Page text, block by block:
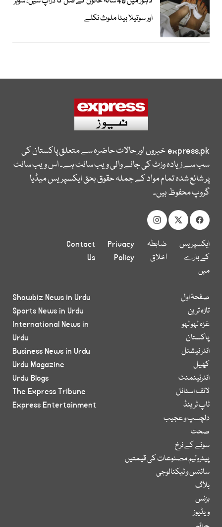
اور سوتیلا بیٹا ملوث نکلے
express.pkخبروں اور حالات حاضرہ سے متعلق پاکستان کی
سب سے زیادہ وزٹ کی جانے والی ویب سائٹ ہے۔ اس ویب سائٹ
پر شائع شدہ تمام مواد کے جملہ حقوق بحق ایکسپریس میڈیا
گروپ محفوظ ہیں۔
ایکسپریس
کے بارے
میں
ضابطہ
اخلاق
Privacy
Policy
Contact
Us
صفحۂ اول
تازہ ترین
غزہ لہو لہو
پاکستان
انٹر نیشنل
کھیل
انٹرٹینمنٹ
لائف اسٹائل
ٹاپ ٹرینڈ
دلچسپ و عجیب
صحت
سونے کے نرخ
پیٹرولیم مصنوعات کی قیمتیں
سائنس و ٹیکنالوجی
بلاگ
بزنس
ویڈیوز
Showbiz News in Urdu
Sports News in Urdu
International News in
Urdu
Business News in Urdu
Urdu Magazine
Urdu Blogs
The Express Tribune
Express Entertainment